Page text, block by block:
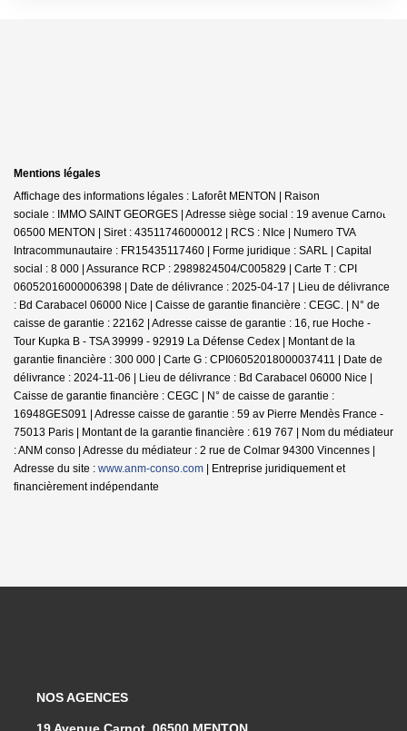
Mentions légales
Affichage des informations légales : Laforêt MENTON | Raison
sociale : IMMO SAINT GEORGES | Adresse siège social : 19 avenue Carnot -
06500 MENTON | Siret : 43511746000012 | RCS : NIce | Numero TVA
Intracommunautaire : FR15435117460 | Forme juridique : SARL | Capital
social : 8 000 | Assurance RCP : 2989824504/C005829 | Carte T : CPI
06052016000006398 | Date de délivrance : 2025-04-17 | Lieu de délivrance
: Bd Carabacel 06000 Nice | Caisse de garantie financière : CEGC. | N° de
caisse de garantie : 22162 | Adresse caisse de garantie : 16, rue Hoche -
Tour Kupka B - TSA 39999 - 92919 La Défense Cedex | Montant de la
garantie financière : 300 000 | Carte G : CPI06052018000037411 | Date de
délivrance : 2024-11-06 | Lieu de délivrance : Bd Carabacel 06000 Nice |
Caisse de garantie financière : CEGC | N° de caisse de garantie :
16948GES091 | Adresse caisse de garantie : 59 av Pierre Mendès France -
75013 Paris | Montant de la garantie financière : 619 767 | Nom du médiateur
: ANM conso | Adresse du médiateur : 2 rue de Colmar 94300 Vincennes |
Adresse du site : www.anm-conso.com | Entreprise juridiquement et
financièrement indépendante
NOS AGENCES